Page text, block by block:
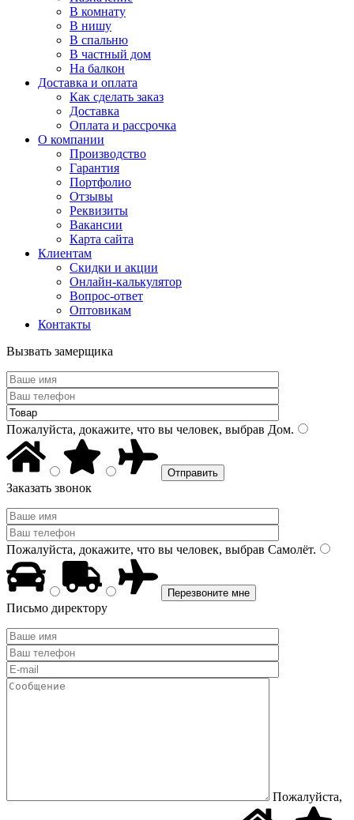
В комнату
В нишу
В спальню
В частный дом
На балкон
Доставка и оплата
Как сделать заказ
Доставка
Оплата и рассрочка
О компании
Производство
Гарантия
Портфолио
Отзывы
Реквизиты
Вакансии
Карта сайта
Клиентам
Скидки и акции
Онлайн-калькулятор
Вопрос-ответ
Оптовикам
Контакты
Вызвать замерщика
Пожалуйста, докажите, что вы человек, выбрав Дом.
Заказать звонок
Пожалуйста, докажите, что вы человек, выбрав Самолёт.
Письмо директору
Пожалуйста,